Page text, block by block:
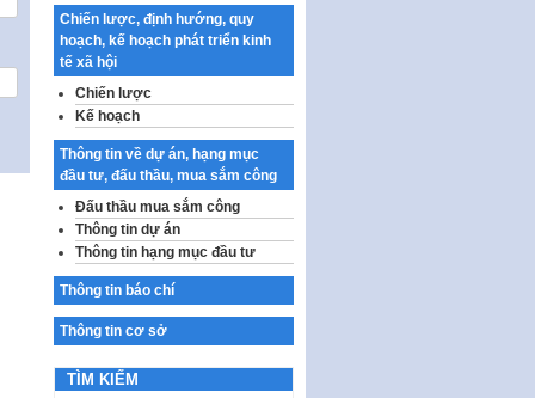
dụng khoa học, công nghệ, đổi
mới sáng tạo và chuyển…
Quy định chi tiết và hướng dẫn
thi hành một số điều của Luật Lý
lịch tư…
Sửa đổi, bổ sung một số nội
dung tại Nghị quyết số 30/NQ-
CP ngày 24 tháng 02…
Ban hành Chương trình hành
động của Chính phủ thực hiện
Nghị quyết số 02-NQ/TW ngày
17…
THÔNG BÁO Tuyển dụng lao
động hợp đồng theo Nghị định
số 111/2022/NĐ-CP ngày
30/12/2022 của Chính…
Chiến lược, định hướng, quy
hoạch, kế hoạch phát triển kinh
tế xã hội
Chiến lược
Kế hoạch
Thông tin về dự án, hạng mục
đầu tư, đấu thầu, mua sắm công
Đấu thầu mua sắm công
Thông tin dự án
Thông tin hạng mục đầu tư
Thông tin báo chí
Thông tin cơ sở
TÌM KIẾM